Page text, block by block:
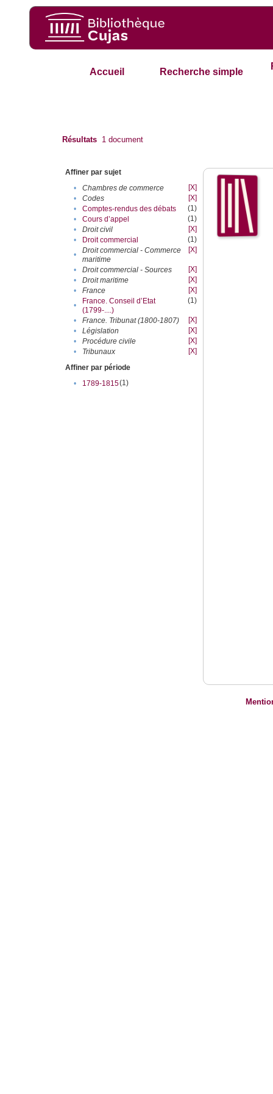
Accueil Recherche simple
Résultats 1 document
Affiner par sujet
•
Chambres de commerce
[X]
•
Codes
[X]
•
Comptes-rendus des débats
(1)
•
Cours d’appel
(1)
•
Droit civil
[X]
•
Droit commercial
(1)
•
Droit commercial - Commerce
maritime
[X]
• Droit commercial - Sources
[X]
•
Droit maritime
[X]
•
France
[X]
•
France. Conseil d’Etat
(1799-....)
(1)
• France. Tribunat (1800-1807)
[X]
•
Législation
[X]
•
Procédure civile
[X]
•
Tribunaux
[X]
Affiner par période
•
1789-1815(1)